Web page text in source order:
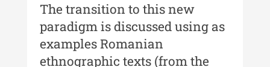
Patrimoniului - 2020
Buletinul Centrului de Cercetare
și Conservare-Restaurare a
Patrimoniului - 2019
The transition to this new
paradigm is discussed using as
examples Romanian
ethnographic texts (from the